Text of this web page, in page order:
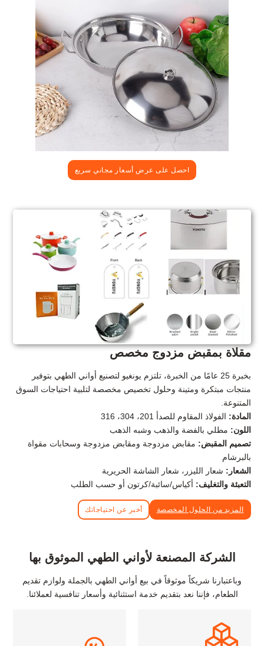
احصل على عرض أسعار مجاني سريع
مقلاة بمقبض مزدوج مخصص
بخبرة 25 عامًا من الخبرة، تلتزم يونغيو لتصنيع أواني الطهي بتوفير
منتجات مبتكرة ومتينة وحلول تخصيص مخصصة لتلبية احتياجات السوق
المتنوعة.
المادة: الفولاذ المقاوم للصدأ 201، 304، 316
اللون: مطلي بالفضة والذهب وشبه الذهب
تصميم المقبض: مقابض مزدوجة ومقابض مزدوجة وسحابات مقواة
بالبرشام
الشعار: شعار الليزر، شعار الشاشة الحريرية
التعبئة والتغليف: أكياس/سائبة/كرتون أو حسب الطلب
المزيد من الحلول المخصصة أخبر عن احتياجاتك
الشركة المصنعة لأواني الطهي الموثوق بها
وباعتبارنا شريكاً موثوقاً في بيع أواني الطهي بالجملة ولوازم تقديم
الطعام، فإننا نعد بتقديم خدمة استثنائية وأسعار تنافسية لعملائنا.